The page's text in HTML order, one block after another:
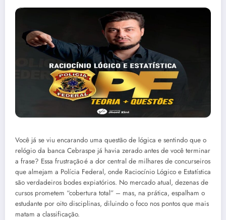
Você já se viu encarando uma questão de lógica e sentindo que o
relógio da banca Cebraspe já havia zerado antes de você terminar
a frase? Essa frustração é a dor central de milhares de concurseiros
que almejam a Polícia Federal, onde Raciocínio Lógico e Estatística
são verdadeiros bodes expiatórios. No mercado atual, dezenas de
cursos prometem “cobertura total” – mas, na prática, espalham o
estudante por oito disciplinas, diluindo o foco nos pontos que mais
matam a classificação.